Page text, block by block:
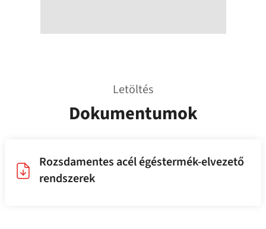
Letöltés
Dokumentumok
Rozsdamentes acél égéstermék-elvezető
rendszerek